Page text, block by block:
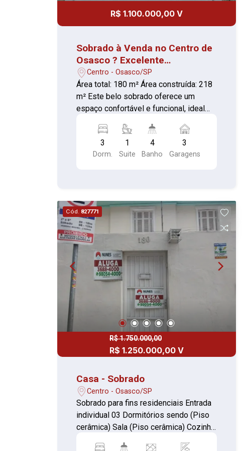
R$ 1.100.000,00 V
Sobrado à Venda no Centro de
Osasco ? Excelente
Localização!
Centro - Osasco/SP
Área total: 180 m² Área construída: 218
m² Este belo sobrado oferece um
espaço confortável e funcional, ideal
privilegiada no centro de Osasco, você
estará perto de tudo: mercados, a Av.
Autonomistas, shoppings e o centro da
planejada Área de serviço e lavanderia
coberta Espaço gourmet para
momentos de lazer Edícula no fundo
com banheiro 03 vagas de garagem
Aceita financiamento bancário e FGTS.
Agende sua visita e venha conhecer
este sobrado que oferece conforto,
praticidade e uma excelente
3
Dorm.
1
Suite
4
Banho
3
Garagens
Cód. 827771
R$ 1.750.000,00
R$ 1.250.000,00 V
Casa - Sobrado
Centro - Osasco/SP
Sobrado para fins residenciais Entrada
individual 03 Dormitórios sendo (Piso
cerâmica) Sala (Piso cerâmica) Cozinha